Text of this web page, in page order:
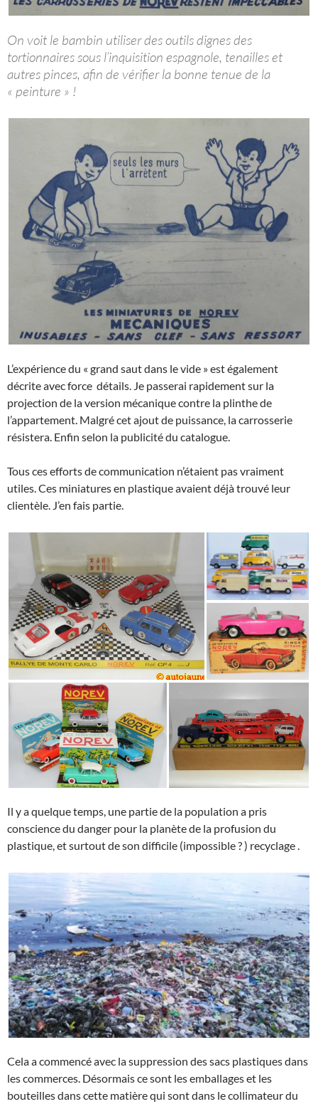
On voit le bambin utiliser des outils dignes des
tortionnaires sous l’inquisition espagnole, tenailles et
autres pinces, afin de vérifier la bonne tenue de la
« peinture » !
L’expérience du « grand saut dans le vide » est également
décrite avec force détails. Je passerai rapidement sur la
projection de la version mécanique contre la plinthe de
l’appartement. Malgré cet ajout de puissance, la carrosserie
résistera. Enfin selon la publicité du catalogue.
Tous ces efforts de communication n’étaient pas vraiment
utiles. Ces miniatures en plastique avaient déjà trouvé leur
clientèle. J’en fais partie.
Il y a quelque temps, une partie de la population a pris
conscience du danger pour la planète de la profusion du
plastique, et surtout de son difficile (impossible ? ) recyclage .
Cela a commencé avec la suppression des sacs plastiques dans
les commerces. Désormais ce sont les emballages et les
bouteilles dans cette matière qui sont dans le collimateur du